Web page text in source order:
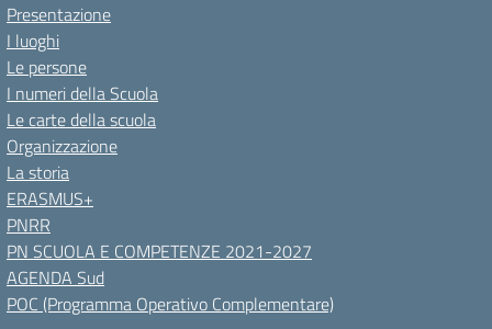
Presentazione
I luoghi
Le persone
I numeri della Scuola
Le carte della scuola
Organizzazione
La storia
ERASMUS+
PNRR
PN SCUOLA E COMPETENZE 2021-2027
AGENDA Sud
POC (Programma Operativo Complementare)